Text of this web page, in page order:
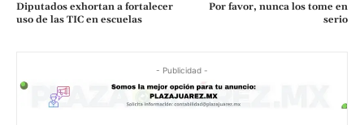
Diputados exhortan a fortalecer
uso de las TIC en escuelas
Por favor, nunca los tome en
serio
- Publicidad -